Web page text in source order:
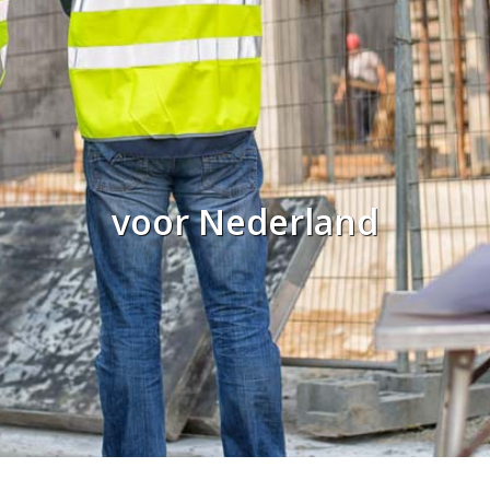
voor Nederland